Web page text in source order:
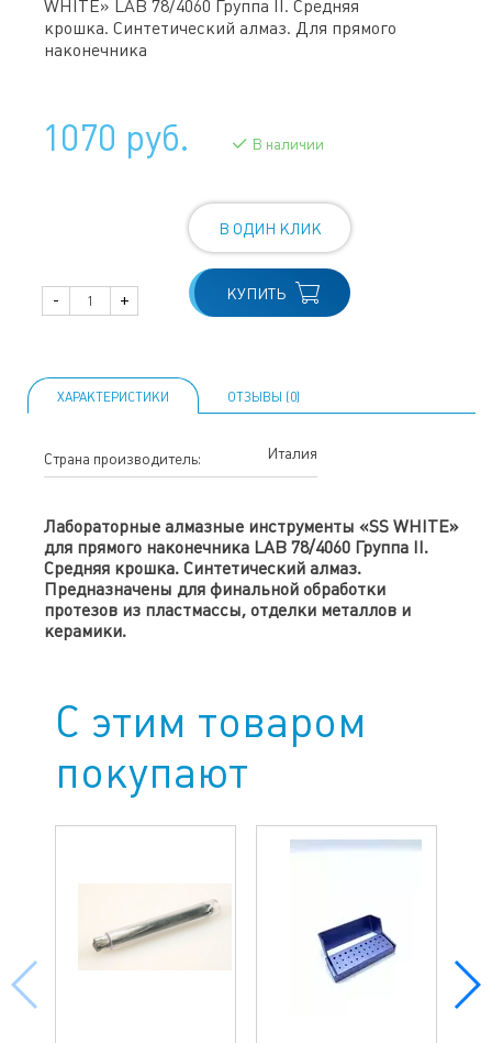
WHITE» LAB 78/4060 Группа II. Средняя
крошка. Синтетический алмаз. Для прямого
наконечника
1070 руб. В наличии
- +
В ОДИН КЛИК
КУПИТЬ
ХАРАКТЕРИСТИКИ ОТЗЫВЫ (0)
Страна производитель: Италия
Лабораторные алмазные инструменты «SS WHITE»
для прямого наконечника LAB 78/4060 Группа II.
Средняя крошка. Синтетический алмаз.
Предназначены для финальной обработки
протезов из пластмассы, отделки металлов и
керамики.
С этим товаром
покупают